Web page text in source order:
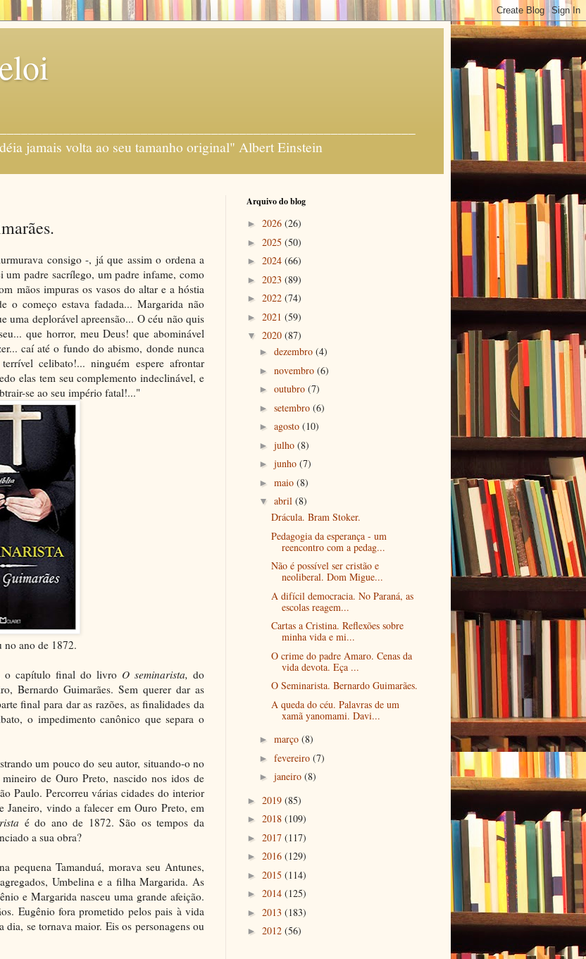
jamais volta ao seu tamanho original" Albert Einstein
consigo -, já que assim o ordena a
um padre sacrílego, um padre infame, como
mãos impuras os vasos do altar e a hóstia
o começo estava fadada... Margarida não
uma deplorável apreensão... O céu não quis
que horror, meu Deus! que abominável
caí até o fundo do abismo, donde nunca
celibato!... ninguém espere afrontar
elas tem seu complemento indeclinável, e
se ao seu império fatal!..."
no ano de 1872.
o capítulo final do livro O seminarista, do
Bernardo Guimarães. Sem querer dar as
final para dar as razões, as finalidades da
o impedimento canônico que separa o
um pouco do seu autor, situando-o no
de Ouro Preto, nascido nos idos de
Paulo. Percorreu várias cidades do interior
vindo a falecer em Ouro Preto, em
é do ano de 1872. São os tempos da
a sua obra?
pequena Tamanduá, morava seu Antunes,
Umbelina e a filha Margarida. As
e Margarida nasceu uma grande afeição.
Eugênio fora prometido pelos pais à vida
se tornava maior. Eis os personagens ou
Arquivo do blog
► 2026 (26)
► 2025 (50)
► 2024 (66)
► 2023 (89)
► 2022 (74)
► 2021 (59)
▼ 2020 (87)
► dezembro (4)
► novembro (6)
► outubro (7)
► setembro (6)
► agosto (10)
► julho (8)
► junho (7)
► maio (8)
▼ abril (8)
Drácula. Bram Stoker.
Pedagogia da esperança - um
reencontro com a pedag...
Não é possível ser cristão e
neoliberal. Dom Migue...
A difícil democracia. No Paraná, as
escolas reagem...
Cartas a Cristina. Reflexões sobre
minha vida e mi...
O crime do padre Amaro. Cenas da
vida devota. Eça ...
O Seminarista. Bernardo Guimarães.
A queda do céu. Palavras de um
xamã yanomami. Davi...
► março (8)
► fevereiro (7)
► janeiro (8)
► 2019 (85)
► 2018 (109)
► 2017 (117)
► 2016 (129)
► 2015 (114)
► 2014 (125)
► 2013 (183)
► 2012 (56)